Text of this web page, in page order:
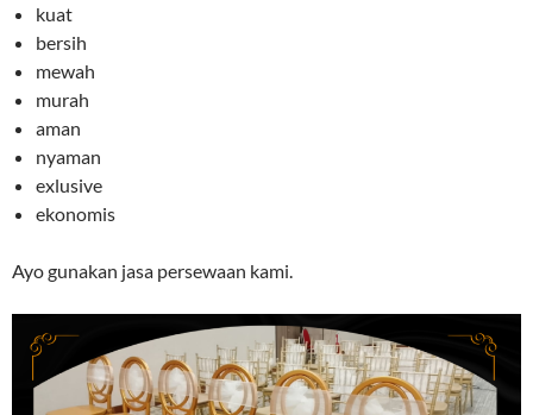
kuat
bersih
mewah
murah
aman
nyaman
exlusive
ekonomis
Ayo gunakan jasa persewaan kami.